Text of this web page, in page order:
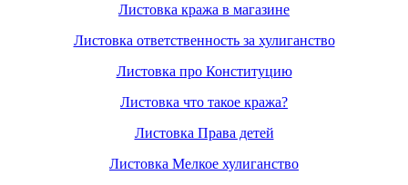
Листовка кража в магазине
Листовка ответственность за хулиганство
Листовка про Конституцию
Листовка что такое кража?
Листовка Права детей
Листовка Мелкое хулиганство